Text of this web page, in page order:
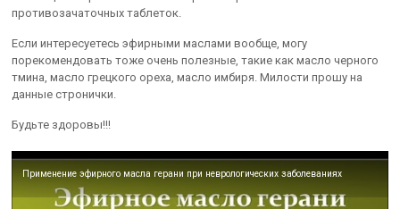
противозачаточных таблеток.
Если интересуетесь эфирными маслами вообще, могу
порекомендовать тоже очень полезные, такие как масло черного
тмина, масло грецкого ореха, масло имбиря. Милости прошу на
данные стронички.
Будьте здоровы!!!
Применение эфирного масла герани при неврологических заболеваниях